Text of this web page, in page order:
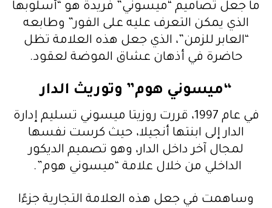
ما جعل تصاميم “ميسوني” فريدة هو “أسلوبها
الذي يمكن التعرف عليه على الفور” وطابعه
“العابر للزمن”، الذي جعل هذه العلامة تظل
حاضرة في أذهان عشاق الموضة لعقود.
“ميسوني هوم” وتوريث الدار
في عام 1997، قررت روزيتا ميسوني تسليم إدارة
الدار إلى ابنتها أنجيلا، حيث كرست نفسها
لمجال آخر داخل الدار، وهو تصميم الديكور
الداخلي من خلال علامة “ميسوني هوم”.
وساهمت في جعل هذه العلامة التجارية جزءًا